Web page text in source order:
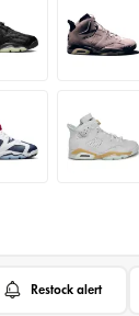
Restock alert